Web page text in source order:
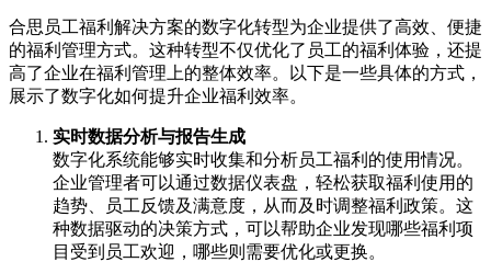
合思员工福利解决方案的数字化转型为企业提供了高效、便捷
的福利管理方式。这种转型不仅优化了员工的福利体验，还提
高了企业在福利管理上的整体效率。以下是一些具体的方式，
展示了数字化如何提升企业福利效率。
实时数据分析与报告生成
数字化系统能够实时收集和分析员工福利的使用情况。
企业管理者可以通过数据仪表盘，轻松获取福利使用的
趋势、员工反馈及满意度，从而及时调整福利政策。这
种数据驱动的决策方式，可以帮助企业发现哪些福利项
目受到员工欢迎，哪些则需要优化或更换。